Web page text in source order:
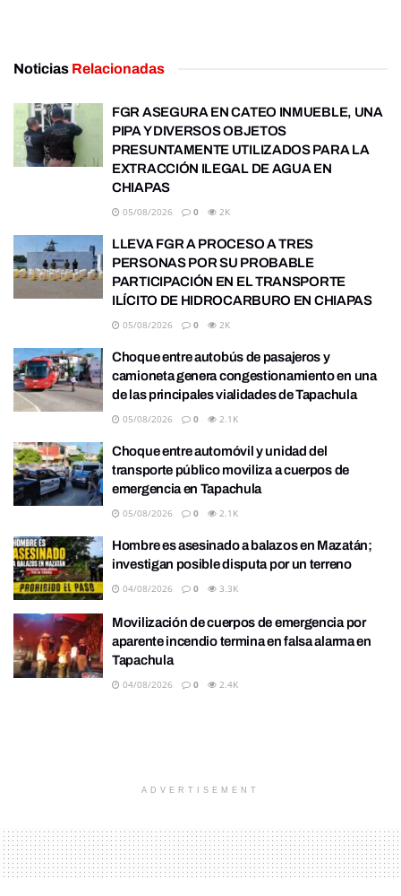
Noticias Relacionadas
FGR ASEGURA EN CATEO INMUEBLE, UNA
PIPA Y DIVERSOS OBJETOS
PRESUNTAMENTE UTILIZADOS PARA LA
EXTRACCIÓN ILEGAL DE AGUA EN
CHIAPAS
05/08/2026 0 2K
LLEVA FGR A PROCESO A TRES
PERSONAS POR SU PROBABLE
PARTICIPACIÓN EN EL TRANSPORTE
ILÍCITO DE HIDROCARBURO EN CHIAPAS
05/08/2026 0 2K
Choque entre autobús de pasajeros y
camioneta genera congestionamiento en una
de las principales vialidades de Tapachula
05/08/2026 0 2.1K
Choque entre automóvil y unidad del
transporte público moviliza a cuerpos de
emergencia en Tapachula
05/08/2026 0 2.1K
Hombre es asesinado a balazos en Mazatán;
investigan posible disputa por un terreno
04/08/2026 0 3.3K
Movilización de cuerpos de emergencia por
aparente incendio termina en falsa alarma en
Tapachula
04/08/2026 0 2.4K
ADVERTISEMENT